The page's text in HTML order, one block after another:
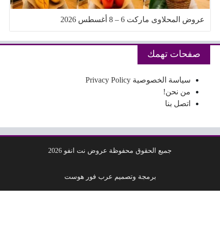
عروض المحلاوى ماركت 6 – 8 أغسطس 2026
صفحات تهمك
سياسة الخصوصية Privacy Policy
من نحن!
اتصل بنا
جميع الحقوق محفوظة عروض نت انفو 2026
برمجة وتصميم عرب فور هوست